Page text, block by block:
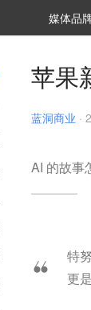
媒体品
苹果
蓝洞商业 ·
AI 的故事
特
更